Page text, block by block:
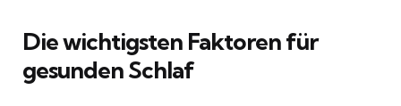
Die wichtigsten Faktoren für
gesunden Schlaf